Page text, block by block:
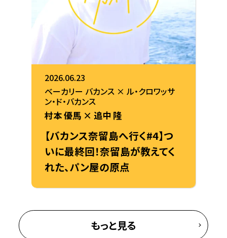
2026.06.23
ベーカリー バカンス × ル・クロワッサ
ン・ド・バカンス
村本 優馬 × 追中 隆
【バカンス奈留島へ行く#4】つ
いに最終回！奈留島が教えてく
れた、パン屋の原点
もっと見る